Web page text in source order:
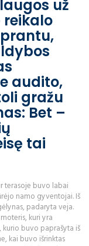
už
reikalo
audito,
gražu
Bet –
tai
terasoje buvo labai
namo gyventojai. Iš
padaryta veja.
kuri yra
kurio buvo paprašyta iš
kai buvo išrinktas